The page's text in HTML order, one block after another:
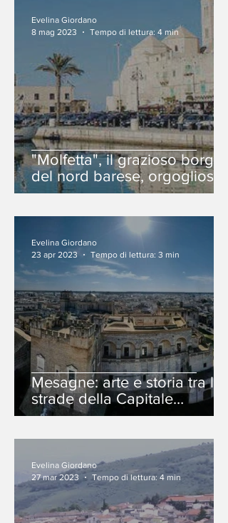
"Molfetta", il grazioso borgo
del nord barese, orgoglioso
della sua cultura marinara.
Evelina Giordano
8 mag 2023
Tempo di lettura: 4 min
Mesagne: arte e storia tra le
strade della Capitale
pugliese della Cultura 2023
Evelina Giordano
23 apr 2023
Tempo di lettura: 3 min
Evelina Giordano
27 mar 2023
Tempo di lettura: 4 min